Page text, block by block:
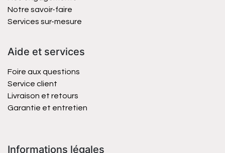
Notre savoir-faire
Services sur-mesure
Aide et services
Foire aux questions
Service client
Livraison et retours
Garantie et entretien
Informations légales